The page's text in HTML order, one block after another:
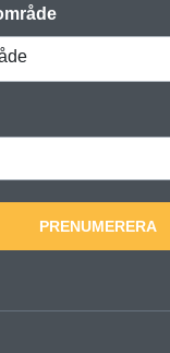
PRENUMERERA